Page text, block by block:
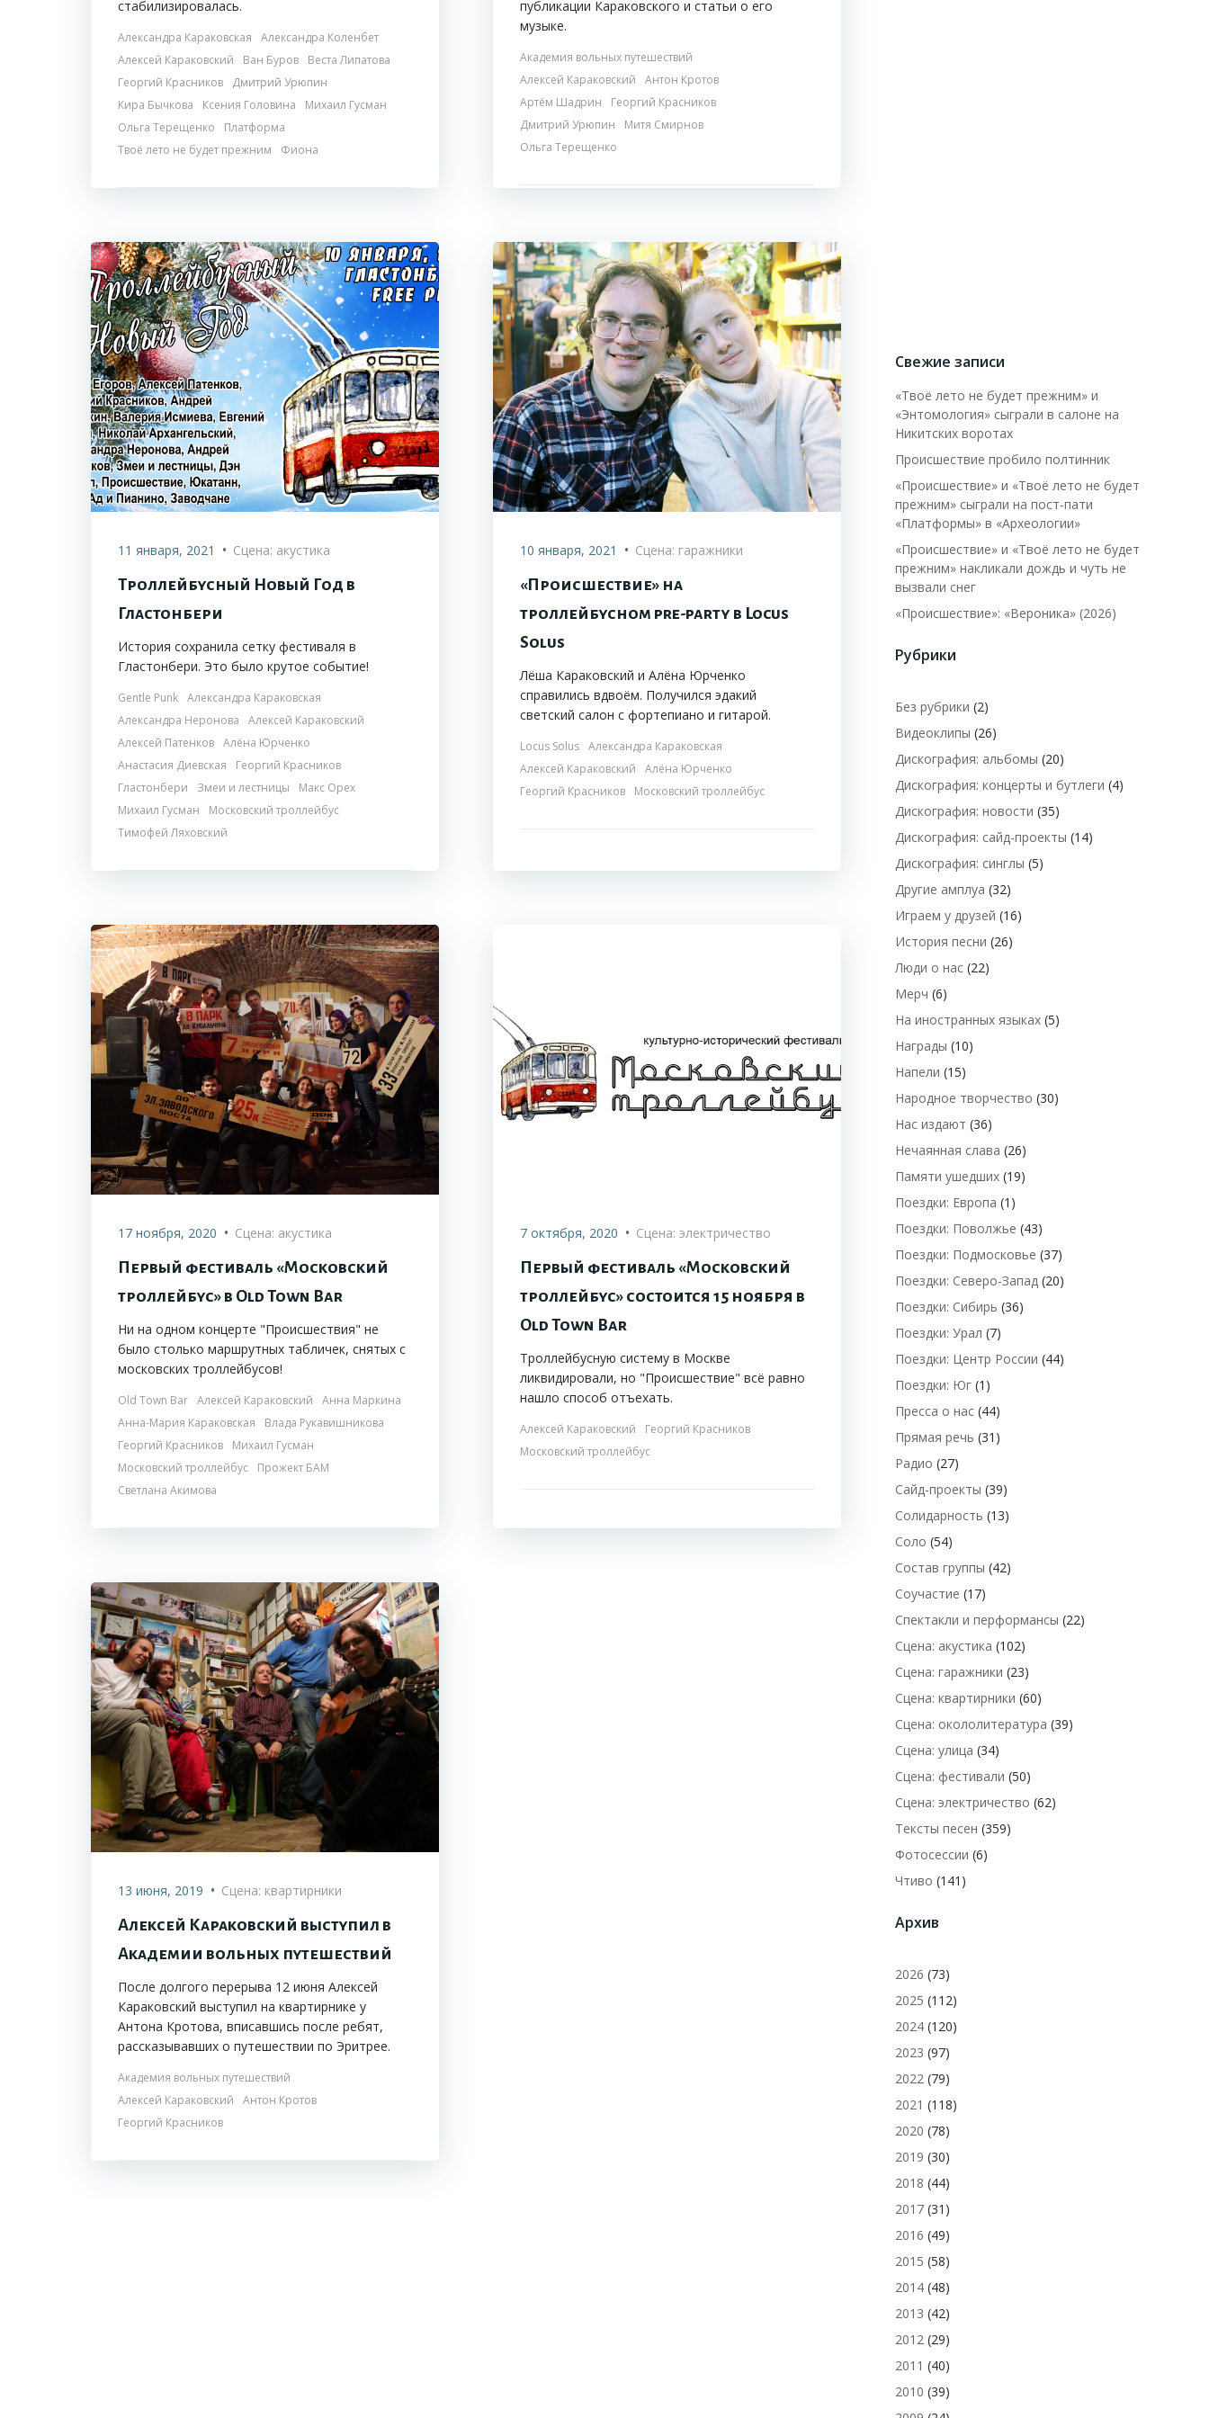
стабилизировалась.
Александра Караковская
Александра Коленбет
Алексей Караковский
Ван Буров
Веста Липатова
Георгий Красников
Дмитрий Урюпин
Кира Бычкова
Ксения Головина
Михаил Гусман
Ольга Терещенко
Платформа
Твоё лето не будет прежним
Фиона
публикации Караковского и статьи о его
музыке.
Академия вольных путешествий
Алексей Караковский
Антон Кротов
Артём Шадрин
Георгий Красников
Дмитрий Урюпин
Митя Смирнов
Ольга Терещенко
11 января, 2021 • Сцена: акустика
Троллейбусный Новый Год в
Гластонбери
История сохранила сетку фестиваля в
Гластонбери. Это было крутое событие!
Gentle Punk Александра Караковская
Александра Неронова
Алексей Караковский
Алексей Патенков Алёна Юрченко
Анастасия Диевская
Георгий Красников
Гластонбери
Змеи и лестницы
Макс Орех
Михаил Гусман
Московский троллейбус
Тимофей Ляховский
10 января, 2021 • Сцена: гаражники
«Происшествие» на
троллейбусном pre-party в Locus
Solus
Лёша Караковский и Алёна Юрченко
справились вдвоём. Получился эдакий
светский салон с фортепиано и гитарой.
Locus Solus Александра Караковская
Алексей Караковский
Алёна Юрченко
Георгий Красников
Московский троллейбус
17 ноября, 2020 • Сцена: акустика
Первый фестиваль «Московский
троллейбус» в Old Town Bar
Ни на одном концерте "Происшествия" не
было столько маршрутных табличек, снятых с
московских троллейбусов!
Old Town Bar Алексей Караковский
Анна Маркина
Анна-Мария Караковская
Влада Рукавишникова
Георгий Красников
Михаил Гусман
Московский троллейбус
Прожект БАМ
Светлана Акимова
7 октября, 2020 • Сцена: электричество
Первый фестиваль «Московский
троллейбус» состоится 15 ноября в
Old Town Bar
Троллейбусную систему в Москве
ликвидировали, но "Происшествие" всё равно
нашло способ отъехать.
Алексей Караковский
Георгий Красников
Московский троллейбус
13 июня, 2019 • Сцена: квартирники
Алексей Караковский выступил в
Академии вольных путешествий
После долгого перерыва 12 июня Алексей
Караковский выступил на квартирнике у
Антона Кротова, вписавшись после ребят,
рассказывавших о путешествии по Эритрее.
Академия вольных путешествий
Алексей Караковский
Антон Кротов
Георгий Красников
Свежие записи
«Твоё лето не будет прежним» и
«Энтомология» сыграли в салоне на
Никитских воротах
Происшествие пробило полтинник
«Происшествие» и «Твоё лето не будет
прежним» сыграли на пост-пати
«Платформы» в «Археологии»
«Происшествие» и «Твоё лето не будет
прежним» накликали дождь и чуть не
вызвали снег
«Происшествие»: «Вероника» (2026)
Рубрики
Без рубрики (2)
Видеоклипы (26)
Дискография: альбомы (20)
Дискография: концерты и бутлеги (4)
Дискография: новости (35)
Дискография: сайд-проекты (14)
Дискография: синглы (5)
Другие амплуа (32)
Играем у друзей (16)
История песни (26)
Люди о нас (22)
Мерч (6)
На иностранных языках (5)
Награды (10)
Напели (15)
Народное творчество (30)
Нас издают (36)
Нечаянная слава (26)
Памяти ушедших (19)
Поездки: Европа (1)
Поездки: Поволжье (43)
Поездки: Подмосковье (37)
Поездки: Северо-Запад (20)
Поездки: Сибирь (36)
Поездки: Урал (7)
Поездки: Центр России (44)
Поездки: Юг (1)
Пресса о нас (44)
Прямая речь (31)
Радио (27)
Сайд-проекты (39)
Солидарность (13)
Соло (54)
Состав группы (42)
Соучастие (17)
Спектакли и перформансы (22)
Сцена: акустика (102)
Сцена: гаражники (23)
Сцена: квартирники (60)
Сцена: окололитература (39)
Сцена: улица (34)
Сцена: фестивали (50)
Сцена: электричество (62)
Тексты песен (359)
Фотосессии (6)
Чтиво (141)
Архив
2026 (73)
2025 (112)
2024 (120)
2023 (97)
2022 (79)
2021 (118)
2020 (78)
2019 (30)
2018 (44)
2017 (31)
2016 (49)
2015 (58)
2014 (48)
2013 (42)
2012 (29)
2011 (40)
2010 (39)